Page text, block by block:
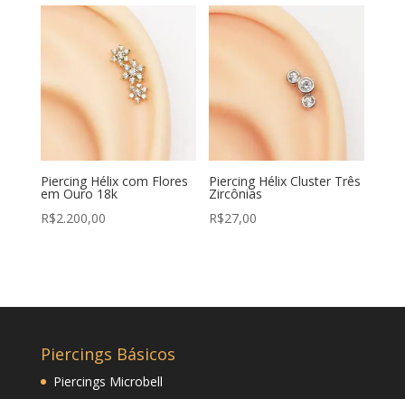
Piercing Hélix com Flores
em Ouro 18k
R$2.200,00
Piercing Hélix Cluster Três
Zircônias
R$27,00
Piercings Básicos
Piercings Microbell